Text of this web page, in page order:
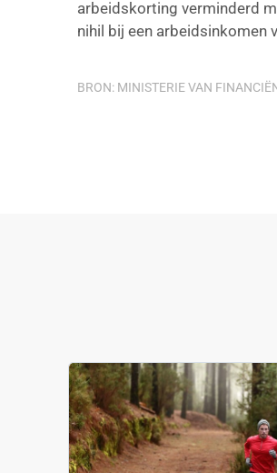
arbeidskorting verminderd
nihil bij een arbeidsinkomen
BRON: MINISTERIE VAN